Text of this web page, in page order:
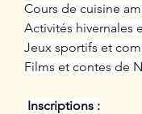
Cours de cuisine
Activités hivernales
Jeux sportifs et
Films et contes de
Inscriptions :